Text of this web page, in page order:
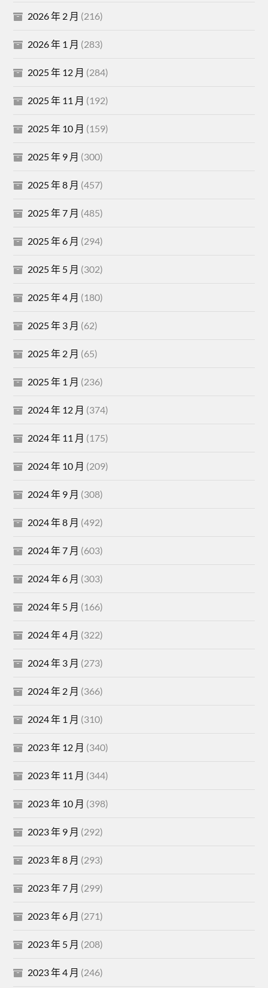
2026 年 2 月 (216)
2026 年 1 月 (283)
2025 年 12 月 (284)
2025 年 11 月 (192)
2025 年 10 月 (159)
2025 年 9 月 (300)
2025 年 8 月 (457)
2025 年 7 月 (485)
2025 年 6 月 (294)
2025 年 5 月 (302)
2025 年 4 月 (180)
2025 年 3 月 (62)
2025 年 2 月 (65)
2025 年 1 月 (236)
2024 年 12 月 (374)
2024 年 11 月 (175)
2024 年 10 月 (209)
2024 年 9 月 (308)
2024 年 8 月 (492)
2024 年 7 月 (603)
2024 年 6 月 (303)
2024 年 5 月 (166)
2024 年 4 月 (322)
2024 年 3 月 (273)
2024 年 2 月 (366)
2024 年 1 月 (310)
2023 年 12 月 (340)
2023 年 11 月 (344)
2023 年 10 月 (398)
2023 年 9 月 (292)
2023 年 8 月 (293)
2023 年 7 月 (299)
2023 年 6 月 (271)
2023 年 5 月 (208)
2023 年 4 月 (246)